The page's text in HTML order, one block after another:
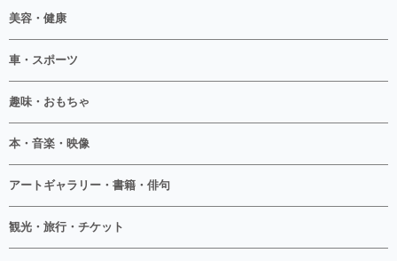
美容・健康
車・スポーツ
趣味・おもちゃ
本・音楽・映像
アートギャラリー・書籍・俳句
観光・旅行・チケット